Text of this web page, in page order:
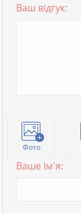
Ваш відгук:
Фото
Ваше Ім'я: